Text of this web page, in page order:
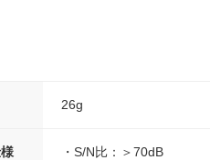
26g
・S/N比：＞70dB